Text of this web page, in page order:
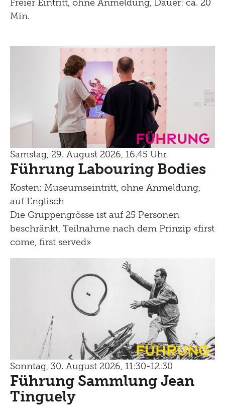
Freier Eintritt, ohne Anmeldung, Dauer: ca. 20
Min.
Führung
Samstag, 29. August 2026, 16.45 Uhr
Führung Labouring Bodies
Kosten: Museumseintritt, ohne Anmeldung,
auf Englisch
Die Gruppengrösse ist auf 25 Personen
beschränkt, Teilnahme nach dem Prinzip «first
come, first served»
Führung
Sonntag, 30. August 2026, 11:30-12:30
Führung Sammlung Jean
Tinguely